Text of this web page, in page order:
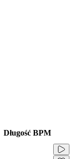
Długość BPM